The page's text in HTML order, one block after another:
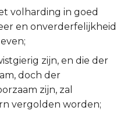
volharding in goed
en onverderfelijkheid
zijn, en die der
doch der
zijn, zal
vergolden worden;